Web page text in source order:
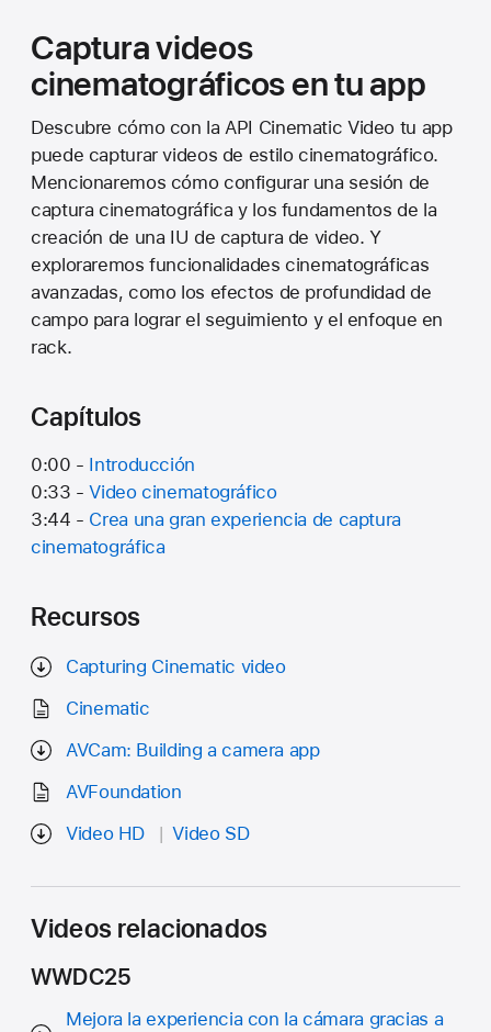
Captura videos
cinematográficos en tu app
Descubre cómo con la API Cinematic Video tu app
puede capturar videos de estilo cinematográfico.
Mencionaremos cómo configurar una sesión de
captura cinematográfica y los fundamentos de la
creación de una IU de captura de video. Y
exploraremos funcionalidades cinematográficas
avanzadas, como los efectos de profundidad de
campo para lograr el seguimiento y el enfoque en
rack.
Capítulos
0:00 - Introducción
0:33 -Video cinematográfico
3:44 - Crea una gran experiencia de captura
cinematográfica
Recursos
Capturing Cinematic video
Cinematic
AVCam: Building a camera app
AVFoundation
Video HD
Video SD
Videos relacionados
WWDC25
Mejora la experiencia con la cámara gracias a